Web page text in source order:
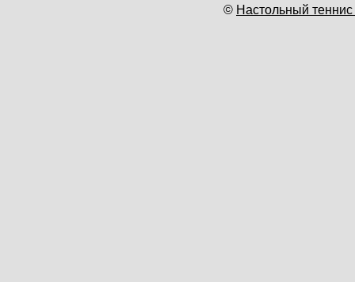
© Настольный